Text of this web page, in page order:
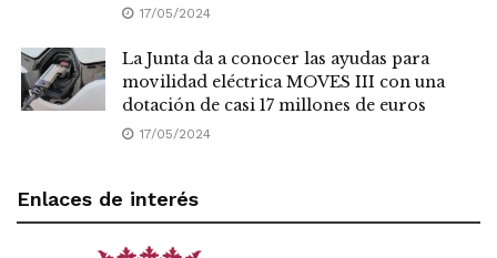
17/05/2024
La Junta da a conocer las ayudas para
movilidad eléctrica MOVES III con una
dotación de casi 17 millones de euros
17/05/2024
Enlaces de interés